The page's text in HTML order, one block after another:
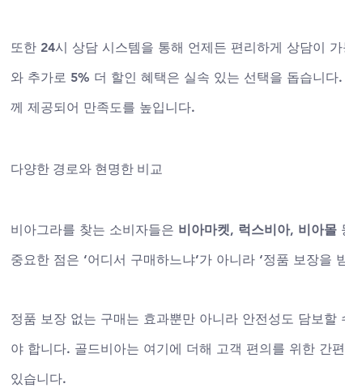
또한 24시 상담 시스템을 통해 언제든 편리하게 상담이
와 추가로 5% 더 할인 혜택은 실속 있는 선택을 돕습니
께 제공되어 만족도를 높입니다.
다양한 경로와 현명한 비교
비아그라를 찾는 소비자들은 비아마켓, 럭스비아, 비아몰
중요한 점은 ‘어디서 구매하느냐’가 아니라 ‘정품 보장을
정품 보장 없는 구매는 효과뿐만 아니라 안전성도 담보
야 합니다. 골드비아는 여기에 더해 고객 편의를 위한 간
있습니다.